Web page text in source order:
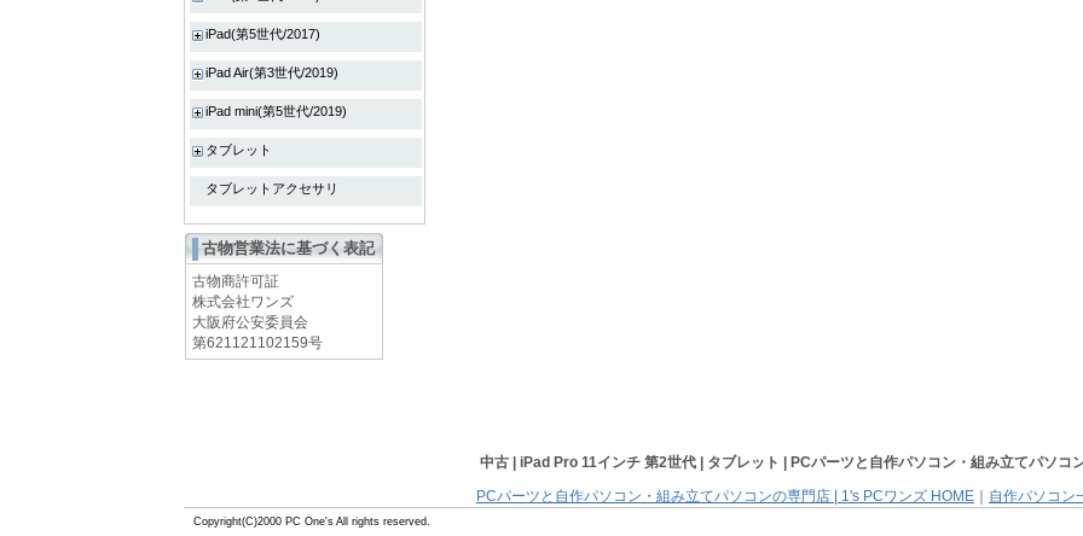
iPad(第5世代/2017)
iPad Air(第3世代/2019)
iPad mini(第5世代/2019)
タブレット
タブレットアクセサリ
古物営業法に基づく表記
古物商許可証
株式会社ワンズ
大阪府公安委員会
第621121102159号
中古 | iPad Pro 11インチ 第2世代 | タブレット |
PCパーツと自作パソコン・組み立てパソコ
PCパーツと自作パソコン・組み立てパソコンの専門店 | 1's PCワンズ HOME
自作パソコン
Copyright(C)2000 PC One's All rights reserved.